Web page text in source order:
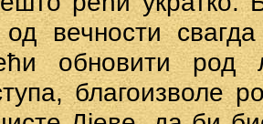
од вечности
обновити род
благоизволе